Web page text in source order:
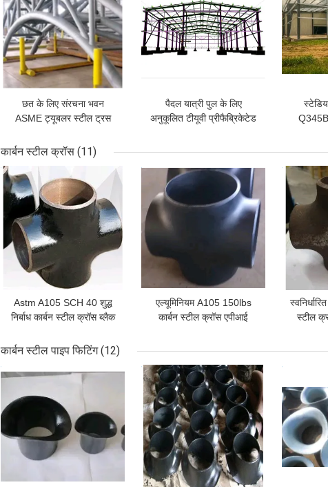
छत के लिए संरचना भवन
ASME ट्यूबलर स्टील ट्रस
पैदल यात्री पुल के लिए
अनुकूलित टीयूवी प्रीफैब्रिकेटेड
कार्बन स्टील क्रॉस (11)
Astm A105 SCH 40 शुद्ध
निर्बाध कार्बन स्टील क्रॉस ब्लैक
सबसे अच्छी कीमत
एल्यूमिनियम A105 150lbs
कार्बन स्टील क्रॉस एपीआई
सबसे अच्छी कीमत
स्टील
सबसे
कार्बन स्टील पाइप फिटिंग (12)
सबसे अच्छी कीमत सबसे अच्छी कीमत